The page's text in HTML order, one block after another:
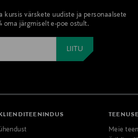
kursis värskete uudiste ja personaalsete
oma järgmiselt e-poe ostult.
Meie